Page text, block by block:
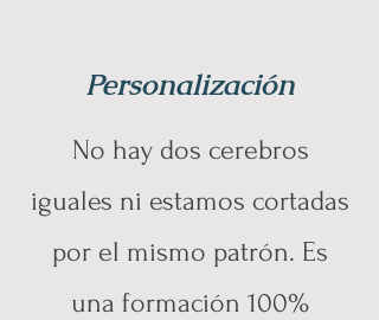
Personalización
No hay dos cerebros
iguales ni estamos cortadas
por el mismo patrón. Es
una formación 100%